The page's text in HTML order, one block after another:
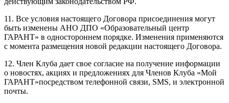
11. Все условия настоящего Договора присоединения могут
быть изменены АНО ДПО «Образовательный центр
ГАРАНТ» в одностороннем порядке. Изменения применяются
с момента размещения новой редакции настоящего Договора.
12. Член Клуба дает свое согласие на получение информации
о новостях, акциях и предложениях для Членов Клуба «Мой
ГАРАНТ»посредством телефонной связи, SMS, и электронной
почты.